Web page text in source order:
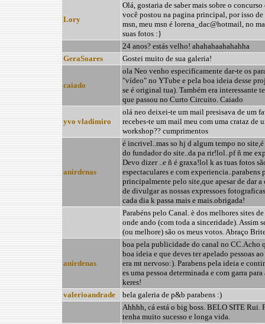
Lory
Olá, gostaria de saber mais sobre o concurso
você postou na pagina principal, por isso
msn, meu msn é lorena_dac@hotmail, no
suas fotos :}
24 anos? estás velho! ahahahaahahahha
GeraSoares
Gostei muito de sua galeria!
caiado
ola Neo venho especificamente dar-te os
"vídeo" no YTube e pela boa ideia desse
se é original tua). Também era interessante
que passou no Curto Circuito. Caiado
yvo vladimiro
olá neo deixei-te um mail presisava de um
recebes-te um mail meu com uma crataz de
workshop?? cumprimentos
anirdenas
é incrivel..mas so hj d algum tempo no
do fundador do site..da pa rir!lol..pf ñ me
Devo dizer ..e ñ é graxa!lol k as tuas fotos
espectaculares e com experiencia..parabens
principalmente pelo site,que apesar de dar
de divulgar as nossas expressoes
cada dia k passa mais e mais.obrigada!
Parabéns pelo Canal. è dos melhores sites
onde ando (com toda a sinceridade). Assim
(ou melhore) são os meus votos. Abraço
anirdenas
boa pela publicidade do canal no CC.Acho
boa ideia e que deves ter apelado pessoas
era mt nervoso:). Parabens pela ideia e
es uma pessoa determinada e com garra
keres!
valerioandrade
bela galeria de p&b parabens :)
Ahhhh, cá está o big boss. BELO SITE Rui.
tenha muito sucesso e longa vida.